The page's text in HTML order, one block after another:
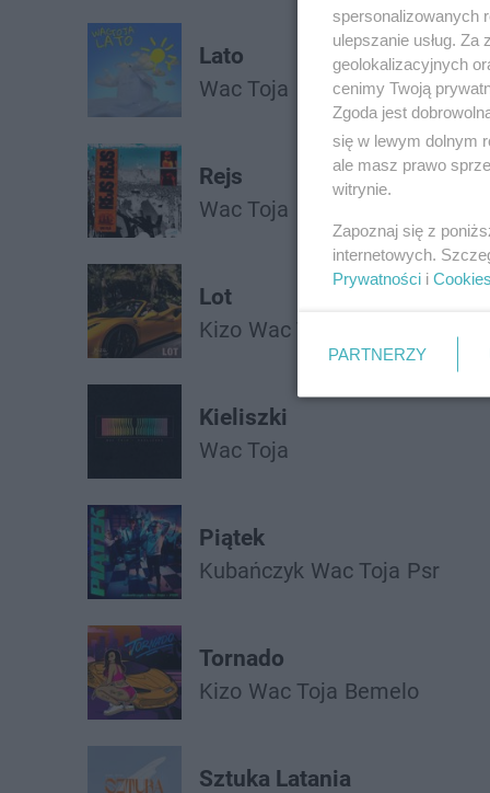
Lato
Wac Toja
Rejs
Wac Toja
Lot
Kizo Wac Toja
Kieliszki
Wac Toja
Piątek
Kubańczyk Wac Toja Psr
Tornado
Kizo Wac Toja Bemelo
Sztuka Latania
spersonalizowanych
ulepszanie usług.
geolokalizacyjnych
cenimy Twoją
Zgoda jest
się w lewym dolnym
ale masz prawo
witrynie.
Zapoznaj się z
internetowych.
Prywatności i Cookies
PARTNERZY